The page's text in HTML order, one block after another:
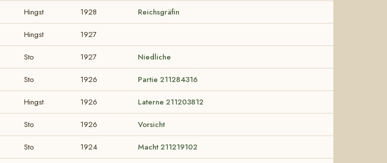
Hingst 1928 Reichsgräfin
Hingst 1927
Sto 1927 Niedliche
Sto 1926 Partie 211284316
Hingst 1926 Laterne 211203812
Sto 1926 Vorsicht
Sto 1924 Macht 211219102